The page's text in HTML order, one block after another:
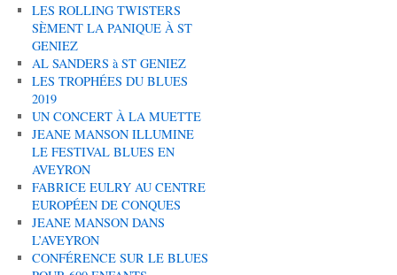
LES ROLLING TWISTERS
SÈMENT LA PANIQUE À ST
GENIEZ
AL SANDERS à ST GENIEZ
LES TROPHÉES DU BLUES
2019
UN CONCERT À LA MUETTE
JEANE MANSON ILLUMINE
LE FESTIVAL BLUES EN
AVEYRON
FABRICE EULRY AU CENTRE
EUROPÉEN DE CONQUES
JEANE MANSON DANS
L’AVEYRON
CONFÉRENCE SUR LE BLUES